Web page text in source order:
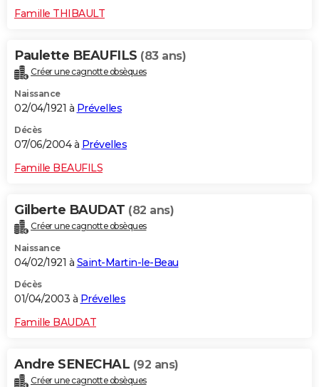
Famille THIBAULT
Paulette BEAUFILS (83 ans)
Créer une cagnotte obsèques
Naissance
02/04/1921 à Prévelles
Décès
07/06/2004 à Prévelles
Famille BEAUFILS
Gilberte BAUDAT (82 ans)
Créer une cagnotte obsèques
Naissance
04/02/1921 à Saint-Martin-le-Beau
Décès
01/04/2003 à Prévelles
Famille BAUDAT
Andre SENECHAL (92 ans)
Créer une cagnotte obsèques